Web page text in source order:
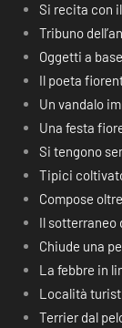
Si recita con
Tribuno
Oggetti a
Il poeta
Un vandalo
Una festa
Si tengono
Tipici
Compose
Il sotterraneo
Chiude una
La febbre in
Località
Terrier dal